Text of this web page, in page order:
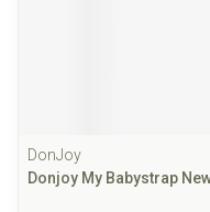
DonJoy
Donjoy My Babystrap